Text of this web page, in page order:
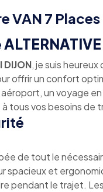
VAN 7 Places
DIJON, je suis
offrir un confort
un voyage
tous vos besoins de
de tout le
spacieux et
pendant le trajet.